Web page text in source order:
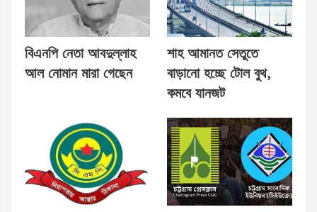
বিএনপি নেতা আবদুল্লাহ
আল নোমান মারা গেছেন
শাহ আমানত সেতুতে
বাড়ানো হচ্ছে টোল বুথ,
কমবে যানজট